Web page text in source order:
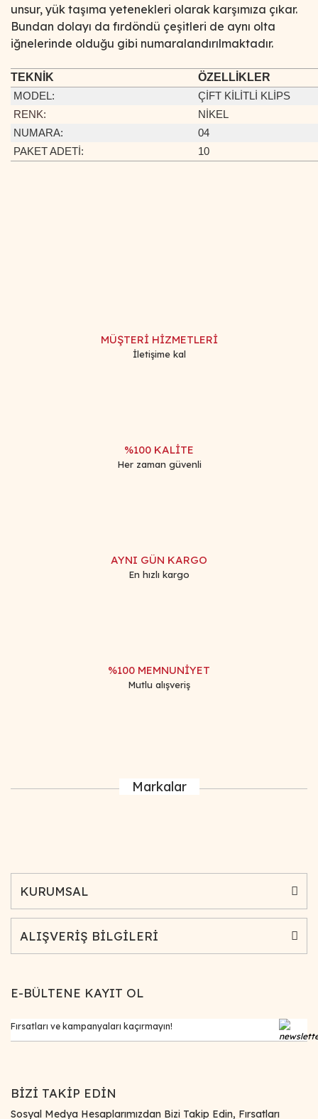
unsur, yük taşıma yetenekleri olarak karşımıza çıkar.
Bundan dolayı da fırdöndü çeşitleri de aynı olta
iğnelerinde olduğu gibi numaralandırılmaktadır.
TEKNİK ÖZELLİKLER
MODEL:
ÇİFT KİLİTLİ KLİPS
RENK:
NİKEL
NUMARA:
04
PAKET ADETİ:
10
Ürün bilgilerinde hatalar bulunuyor.
MÜŞTERİ HİZMETLERİ
İletişime kal
%100 KALİTE
Her zaman güvenli
AYNI GÜN KARGO
En hızlı kargo
%100 MEMNUNİYET
Mutlu alışveriş
Markalar
KURUMSAL
ALIŞVERİŞ BİLGİLERİ
E-BÜLTENE KAYIT OL
BİZİ TAKİP EDİN
Sosyal Medya Hesaplarımızdan Bizi Takip Edin, Fırsatları